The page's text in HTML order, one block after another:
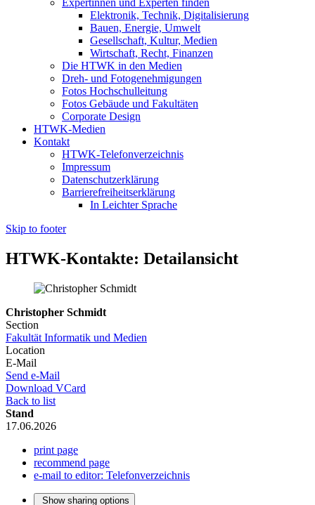
Expertinnen und Experten finden
Elektronik, Technik, Digitalisierung
Bauen, Energie, Umwelt
Gesellschaft, Kultur, Medien
Wirtschaft, Recht, Finanzen
Die HTWK in den Medien
Dreh- und Fotogenehmigungen
Fotos Hochschulleitung
Fotos Gebäude und Fakultäten
Corporate Design
HTWK-Medien
Kontakt
HTWK-Telefonverzeichnis
Impressum
Datenschutzerklärung
Barrierefreiheitserklärung
In Leichter Sprache
Skip to footer
HTWK-Kontakte: Detailansicht
Christopher Schmidt
Section
Fakultät Informatik und Medien
Location
E-Mail
Send e-Mail
Download VCard
Back to list
Stand
17.06.2026
print page
recommend page
e-mail to editor: Telefonverzeichnis
Show sharing options